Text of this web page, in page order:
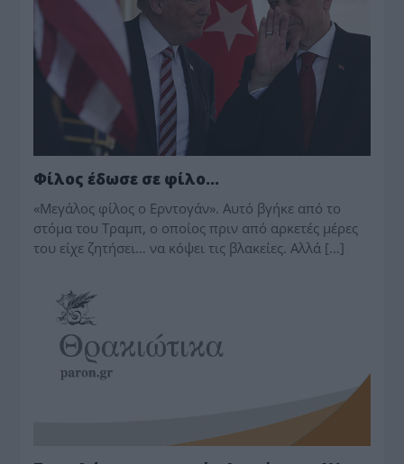
Φίλος έδωσε σε φίλο…
«Μεγάλος φίλος ο Ερντογάν». Αυτό βγήκε από το
στόμα του Τραμπ, ο οποίος πριν από αρκετές μέρες
του είχε ζητήσει… να κόψει τις βλακείες. Αλλά […]